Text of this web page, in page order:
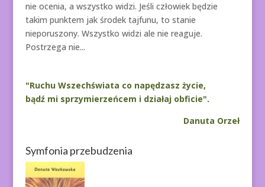
nie ocenia, a wszystko widzi. Jeśli człowiek będzie
takim punktem jak środek tajfunu, to stanie
nieporuszony. Wszystko widzi ale nie reaguje.
Postrzega nie...
"Ruchu Wszechświata co napędzasz życie,
bądź mi sprzymierzeńcem i działaj obficie".
Danuta Orzeł
Symfonia przebudzenia